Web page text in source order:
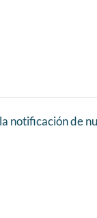
notificación de